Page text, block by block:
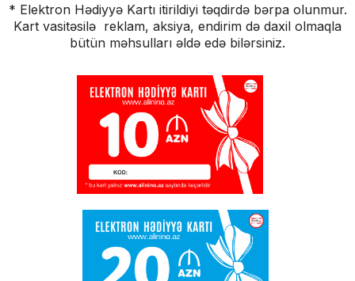
* Elektron Hədiyyə Kartı itirildiyi təqdirdə bərpa olunmur.
Kart vasitəsilə reklam, aksiya, endirim də daxil olmaqla
bütün məhsulları əldə edə bilərsiniz.